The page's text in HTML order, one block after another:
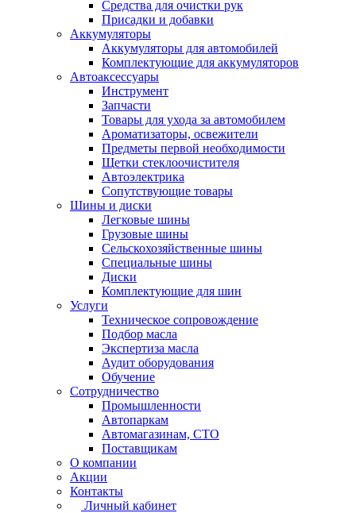
Средства для очистки рук
Присадки и добавки
Аккумуляторы
Аккумуляторы для автомобилей
Комплектующие для аккумуляторов
Автоаксессуары
Инструмент
Запчасти
Товары для ухода за автомобилем
Ароматизаторы, освежители
Предметы первой необходимости
Щетки стеклоочистителя
Автоэлектрика
Сопутствующие товары
Шины и диски
Легковые шины
Грузовые шины
Сельскохозяйственные шины
Специальные шины
Диски
Комплектующие для шин
Услуги
Техническое сопровождение
Подбор масла
Экспертиза масла
Аудит оборудования
Обучение
Сотрудничество
Промышленности
Автопаркам
Автомагазинам, СТО
Поставщикам
О компании
Акции
Контакты
Личный кабинет